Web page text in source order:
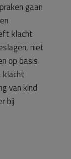
gaan
klacht
niet
op basis
klacht
van kind
bij